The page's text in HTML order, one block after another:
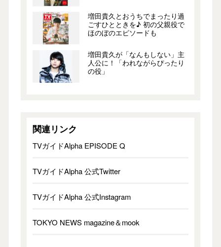
増田貴久とおうちでまったり過
ごすひとときを♪ 初の父親役で
ほのぼのエピソードも
増田貴久が「なんもしない」主
人公に！「われながらぴったり
の役」
関連リンク
TVガイドAlpha EPISODE Q
TVガイドAlpha 公式Twitter
TVガイドAlpha 公式Instagram
TOKYO NEWS magazine＆mook